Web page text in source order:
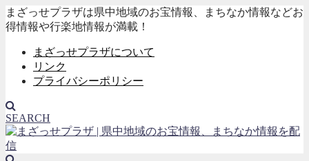
まざっせプラザは県中地域のお宝情報、まちなか情報などお
得情報や行楽地情報が満載！
まざっせプラザについて
リンク
プライバシーポリシー
SEARCH